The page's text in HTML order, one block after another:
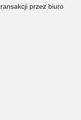
przez biuro